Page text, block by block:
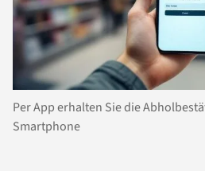
Per App erhalten Sie die
Smartphone